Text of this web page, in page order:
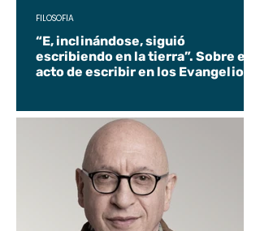
“E, inclinándose, siguió
escribiendo en la tierra”. Sobre el
acto de escribir en los Evangelios.
FILOSOFÍA